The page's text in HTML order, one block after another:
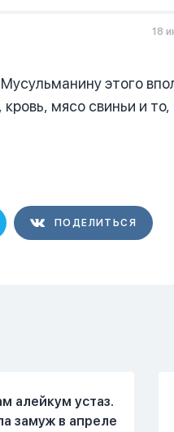
18
этого
мясо свиньи и
ПОДЕЛИТЬСЯ
алейкум устаз.
замуж в апреле